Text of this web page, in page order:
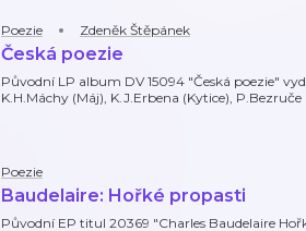
Poezie Zdeněk Štěpánek
Česká poezie
Původní LP album DV 15094 "Česká poezie"
K.H.Máchy (Máj), K.J.Erbena (Kytice),
Poezie
Baudelaire: Hořké propasti
Původní EP titul 20369 "Charles Baudelaire